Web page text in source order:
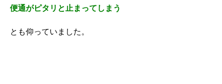
便通がピタリと止まってしまう
とも仰っていました。